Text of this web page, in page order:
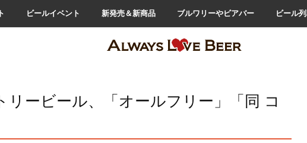
ビールイベント 新発売＆新商品 ブルワリーやビアバー ビール
リービール、「オールフリー」「同 コ